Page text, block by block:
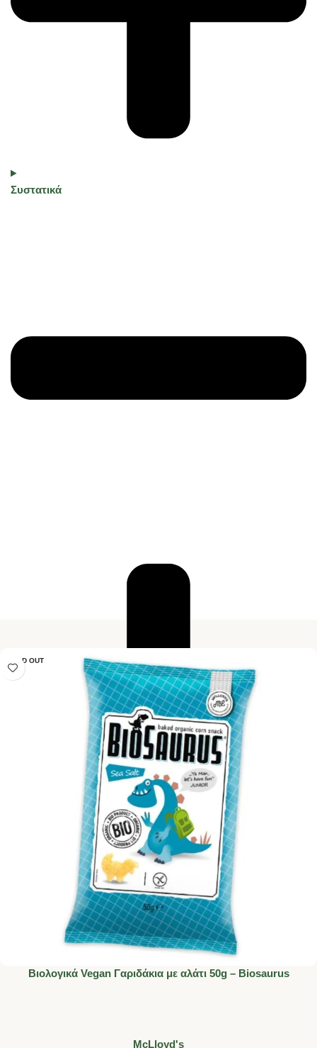
Συστατικά
Διατροφικός Πίνακας
SOLD OUT
Βιολογικά Vegan Γαριδάκια με αλάτι 50g – Biosaurus
McLloyd's